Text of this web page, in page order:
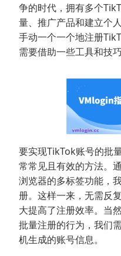
争的时代，拥有多个
量、推广产品和建立个
手动一个一个地注册
需要借助一些工具和技
要实现TikTok账号的批
常常见且有效的方法。
浏览器的多标签功能，
册。这样一来，无需反
大提高了注册效率。当
批量注册的行为，我们
机生成的账号信息。